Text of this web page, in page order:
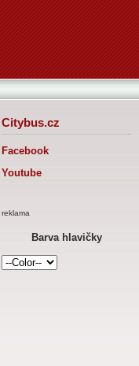
Citybus.cz
Facebook
Youtube
reklama
Barva hlavičky